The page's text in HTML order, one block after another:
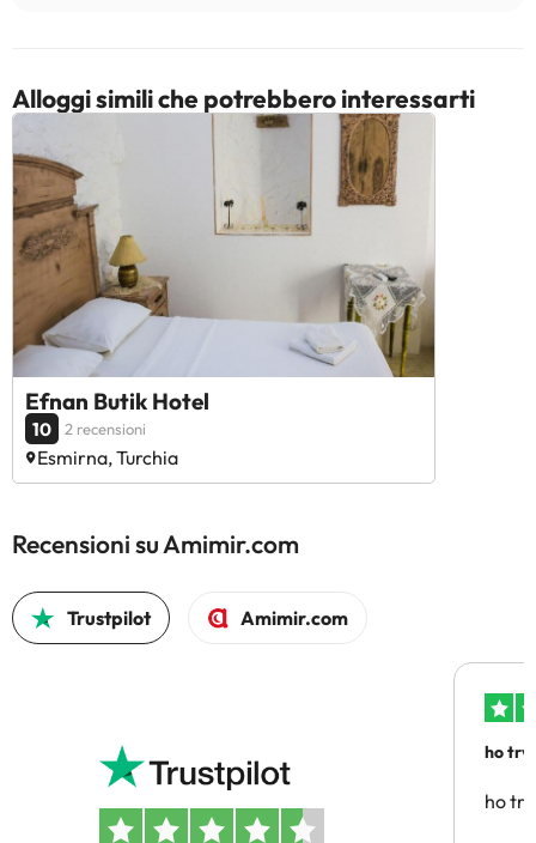
Alloggi simili che potrebbero interessarti
Efnan Butik Hotel
10 2 recensioni
Esmirna, Turchia
Recensioni su Amimir.com
Trustpilot Amimir.com
ho
ho